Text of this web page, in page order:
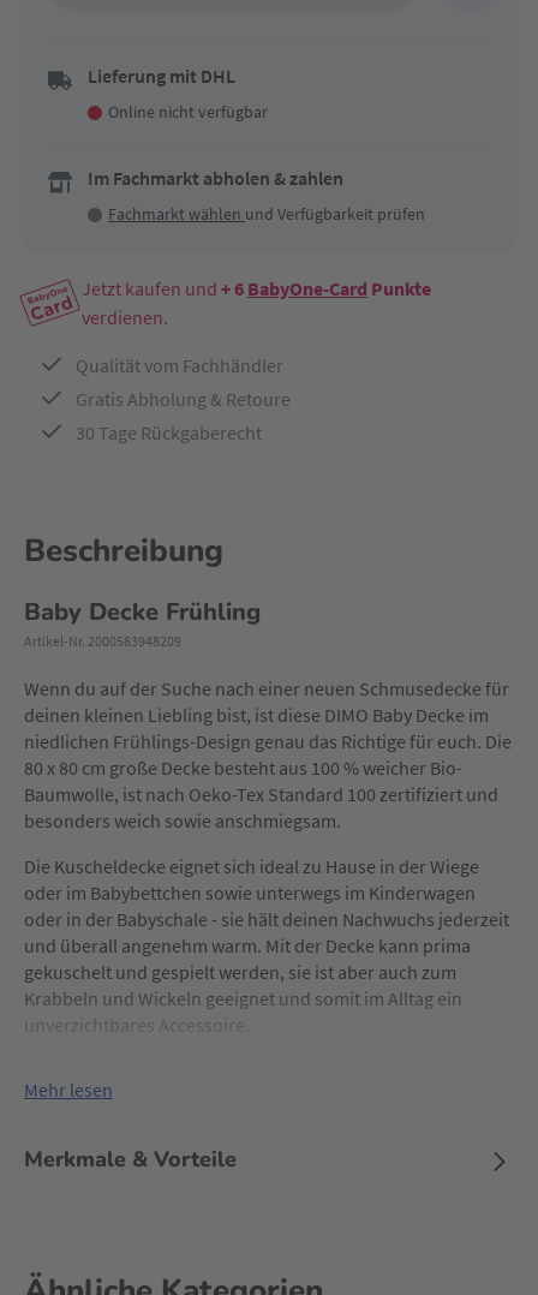
Lieferung mit DHL
Online nicht verfügbar
Im Fachmarkt abholen & zahlen
Fachmarkt wählen und Verfügbarkeit prüfen
Jetzt kaufen und + 6 BabyOne-Card Punkte
verdienen.
Qualität vom Fachhändler
Gratis Abholung & Retoure
30 Tage Rückgaberecht
Beschreibung
Baby Decke Frühling
Artikel-Nr. 2000583948209
Wenn du auf der Suche nach einer neuen Schmusedecke für
deinen kleinen Liebling bist, ist diese DIMO Baby Decke im
niedlichen Frühlings-Design genau das Richtige für euch. Die
80 x 80 cm große Decke besteht aus 100 % weicher Bio-
Baumwolle, ist nach Oeko-Tex Standard 100 zertifiziert und
besonders weich sowie anschmiegsam.
Die Kuscheldecke eignet sich ideal zu Hause in der Wiege
oder im Babybettchen sowie unterwegs im Kinderwagen
oder in der Babyschale - sie hält deinen Nachwuchs jederzeit
und überall angenehm warm. Mit der Decke kann prima
gekuschelt und gespielt werden, sie ist aber auch zum
Krabbeln und Wickeln geeignet und somit im Alltag ein
unverzichtbares Accessoire.
Mehr lesen
Merkmale & Vorteile